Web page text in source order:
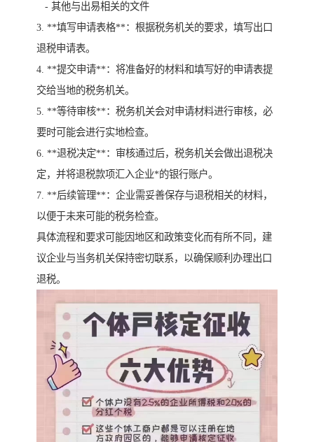
- 其他与出易相关的文件
3. **填写申请表格**：根据税务机关的要求，填写出口
退税申请表。
4. **提交申请**：将准备好的材料和填写好的申请表提
交给当地的税务机关。
5. **等待审核**：税务机关会对申请材料进行审核，必
要时可能会进行实地检查。
6. **退税决定**：审核通过后，税务机关会做出退税决
定，并将退税款项汇入企业*的银行账户。
7. **后续管理**：企业需妥善保存与退税相关的材料，
以便于未来可能的税务检查。
具体流程和要求可能因地区和政策变化而有所不同，建
议企业与当务机关保持密切联系，以确保顺利办理出口
退税。